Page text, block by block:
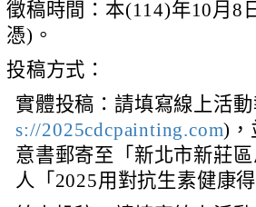
徵稿時間：本(114)年10月8
憑)。
投稿方式：
實體投稿：請填寫線上活
s://2025cdcpainting.com)，
意書郵寄至「新北市新莊
人「2025用對抗生素健康